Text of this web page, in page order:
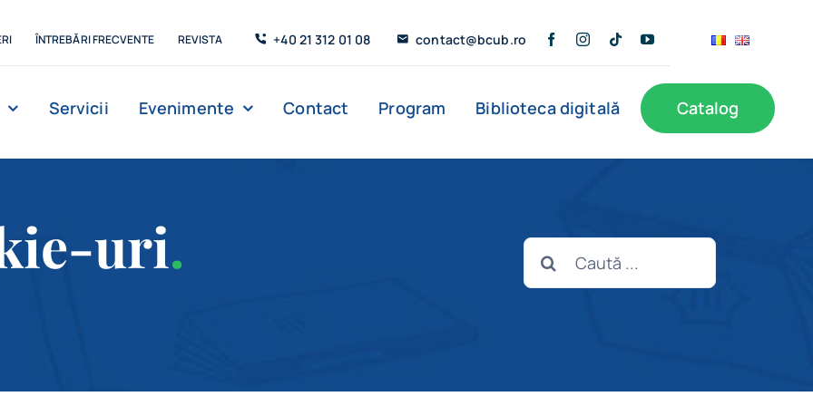
ÎNTREBĂRI FRECVENTE REVISTA +40 21 312 01 08 contact@bcub.ro
Servicii Evenimente Contact Program Biblioteca digitală Catalog
uri. Cautare...